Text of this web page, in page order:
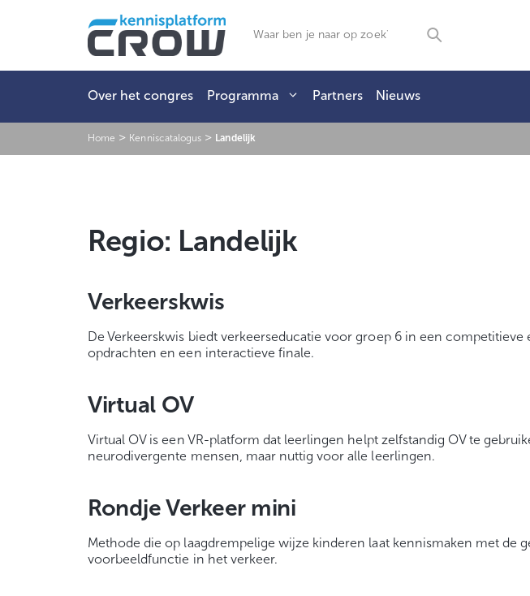
Zoeken
Over het congres Programma Partners Nieuws
Home > Kenniscatalogus > Landelijk
Regio: Landelijk
Verkeerskwis
De Verkeerskwis biedt verkeerseducatie voor groep 6 in een
opdrachten en een interactieve finale.
Virtual OV
Virtual OV is een VR-platform dat leerlingen helpt zelfstandig OV te
neurodivergente mensen, maar nuttig voor alle leerlingen.
Rondje Verkeer mini
Methode die op laagdrempelige wijze kinderen laat kennismaken met de
voorbeeldfunctie in het verkeer.